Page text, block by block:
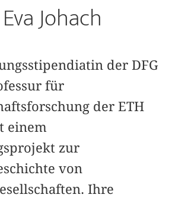
Eva Johach
der DFG
für
der ETH
einem
zur
von
Ihre